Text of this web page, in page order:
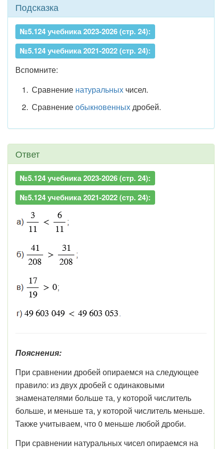
Подсказка
№5.124 учебника 2023-2026 (стр. 24):
№5.124 учебника 2021-2022 (стр. 24):
Вспомните:
Сравнение натуральныхчисел.
Сравнениеобыкновенныхдробей.
Ответ
№5.124 учебника 2023-2026 (стр. 24):
№5.124 учебника 2021-2022 (стр. 24):
Пояснения:
При сравнении дробей опираемся на следующее
правило: из двух дробей с одинаковыми
знаменателями больше та, у которой числитель
больше, и меньше та, у которой числитель меньше.
Также учитываем, что 0 меньше любой дроби.
При сравнении натуральных чисел опираемся на